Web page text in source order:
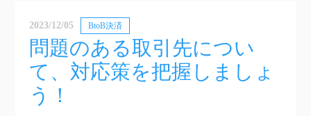
2023/12/05 BtoB決済
問題のある取引先につい
て、対応策を把握しましょ
う！